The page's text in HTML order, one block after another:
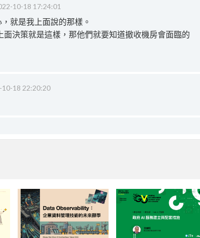
10-18 17:24:01
就是我上面說的那樣。
決策就是這樣，那他們就要知道撤收機房會面臨的
10-18 22:20:20